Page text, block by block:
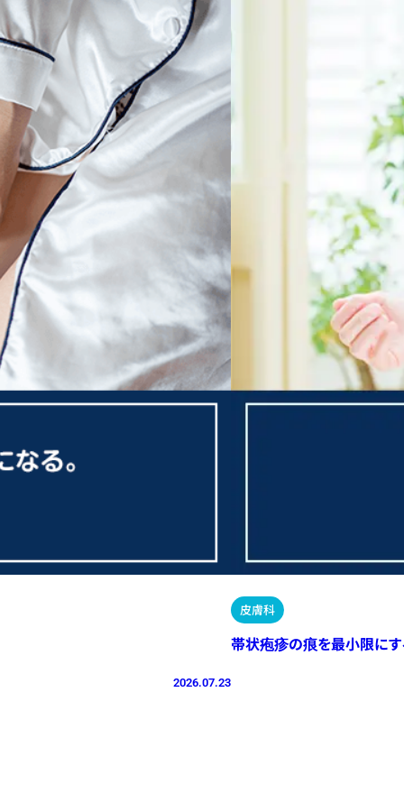
2026.07.23
皮膚科
帯状疱疹の痕を最小限にす